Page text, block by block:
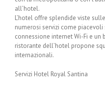
all’hotel.
L’hotel offre splendide viste
numerosi servizi come
connessione internet Wi-Fi e un
ristorante dell’hotel propone
internazionali.
Servizi Hotel Royal Santina